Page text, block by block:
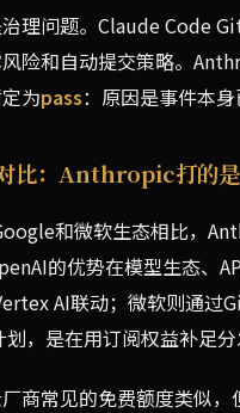
理问题。Claude Code
险和自动提交策略。
为pass：原因是事件本
比：Anthropic打的
和微软生态相比，
的优势在模型生态、
AI联动；微软则通
，是在用订阅权益补足分
商常见的免费额度类似